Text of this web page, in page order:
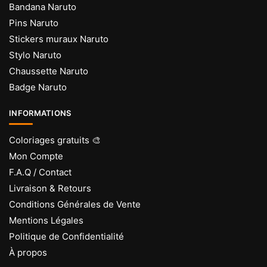
Bandana Naruto
Pins Naruto
Stickers muraux Naruto
Stylo Naruto
Chaussette Naruto
Badge Naruto
INFORMATIONS
Coloriages gratuits 🎨
Mon Compte
F.A.Q / Contact
Livraison & Retours
Conditions Générales de Vente
Mentions Légales
Politique de Confidentialité
À propos